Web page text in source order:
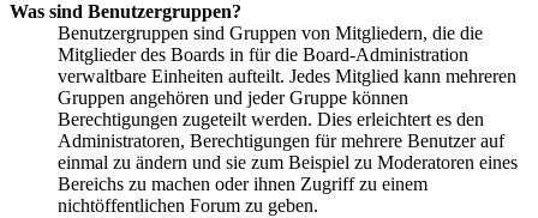
Was sind Benutzergruppen?
Benutzergruppen sind Gruppen von Mitgliedern, die die
Mitglieder des Boards in für die Board-Administration
verwaltbare Einheiten aufteilt. Jedes Mitglied kann mehreren
Gruppen angehören und jeder Gruppe können
Berechtigungen zugeteilt werden. Dies erleichtert es den
Administratoren, Berechtigungen für mehrere Benutzer auf
einmal zu ändern und sie zum Beispiel zu Moderatoren eines
Bereichs zu machen oder ihnen Zugriff zu einem
nichtöffentlichen Forum zu geben.